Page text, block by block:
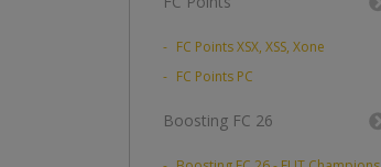
FC Points XSX, XSS, Xone
FC Points PC
Boosting FC 26